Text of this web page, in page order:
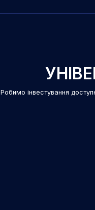
Робимо інвестування